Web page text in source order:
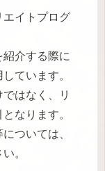
エイトプログ
介する際に
ています。
はなく、リ
なります。
ついては、
。